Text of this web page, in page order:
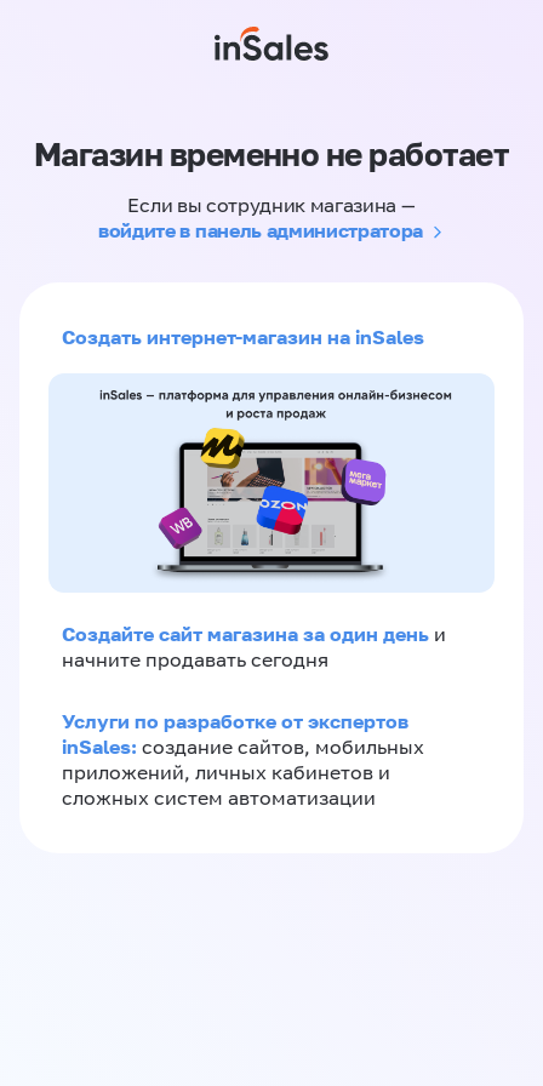
Магазин временно не работает
Если вы сотрудник магазина —
войдите в панель администратора
Создать интернет-магазин на inSales
Создайте сайт магазина за один день и
начните продавать сегодня
Услуги по разработке от экспертов
inSales: создание сайтов, мобильных
приложений, личных кабинетов и
сложных систем автоматизации